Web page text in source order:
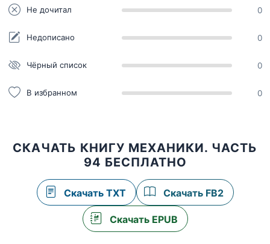
Не дочитал 0
Недописано 0
Чёрный список 0
В избранном 0
СКАЧАТЬ КНИГУ МЕХАНИКИ. ЧАСТЬ
94 БЕСПЛАТНО
Скачать TXT Скачать FB2
Скачать EPUB